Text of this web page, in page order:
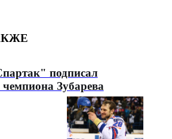
подписал
Зубарева